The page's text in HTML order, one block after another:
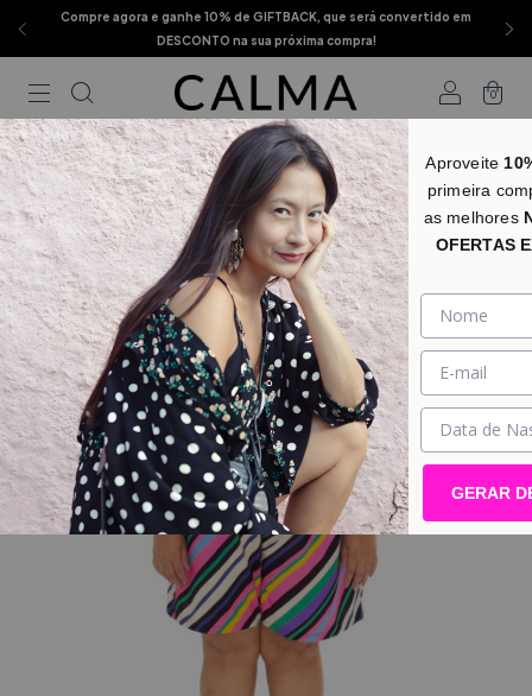
Compre agora e ganhe 10% de GIFTBACK, que será convertido em
DESCONTO na sua próxima compra!
0
Aproveite
primeira
as melhores
OFERTAS
GERAR